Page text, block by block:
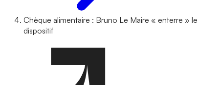
Chèque alimentaire : Bruno Le Maire « enterre » le
dispositif